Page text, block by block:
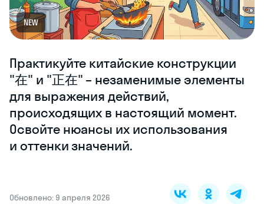
NEW
Практикуйте китайские конструкции
"在" и "正在" – незаменимые элементы
для выражения действий,
происходящих в настоящий момент.
Освойте нюансы их использования
и оттенки значений.
Обновлено: 9 апреля 2026